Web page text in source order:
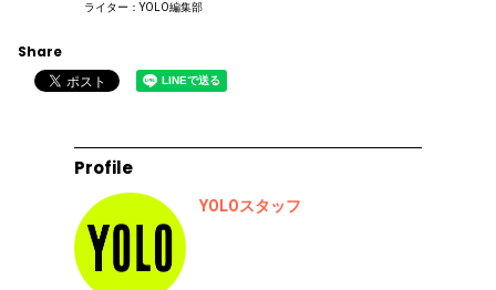
ライター：YOLO編集部
Share
Profile
YOLOスタッフ